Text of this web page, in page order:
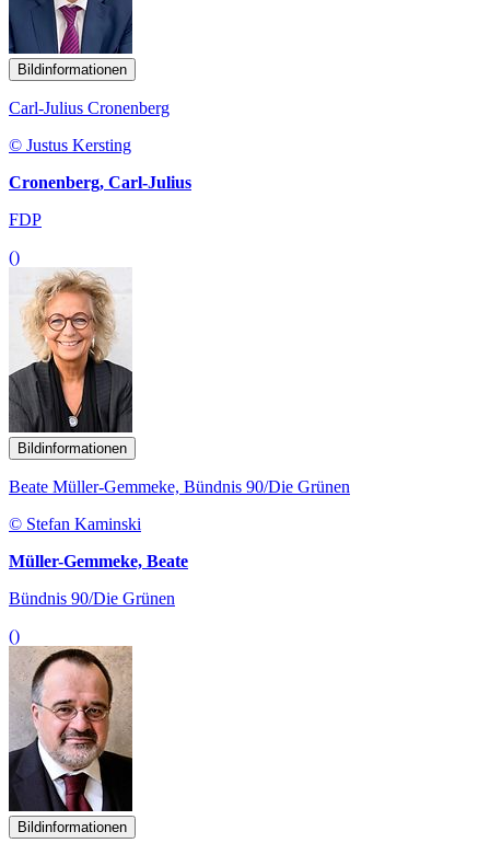
Bildinformationen
Carl-Julius Cronenberg
© Justus Kersting
Cronenberg, Carl-Julius
FDP
()
Bildinformationen
Beate Müller-Gemmeke, Bündnis 90/Die Grünen
© Stefan Kaminski
Müller-Gemmeke, Beate
Bündnis 90/Die Grünen
()
Bildinformationen